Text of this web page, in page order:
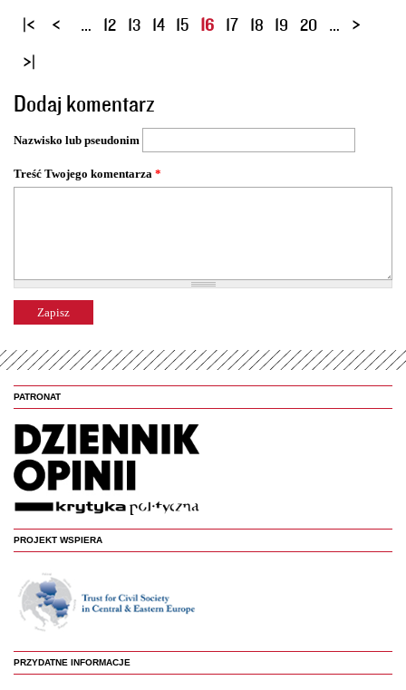
S
o
n
y
… 12 13 14 15 16 17 18 19 20 …
Dodaj komentarz
Nazwisko lub pseudonim
Treść Twojego komentarza *
PATRONAT
PROJEKT WSPIERA
PRZYDATNE INFORMACJE